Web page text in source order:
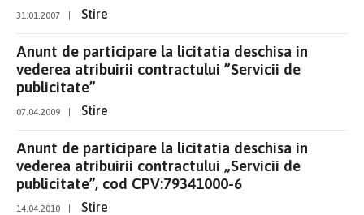
31.01.2007 Stire
Anunt de participare la licitatia deschisa in
vederea atribuirii contractului ”Servicii de
publicitate”
07.04.2009 Stire
Anunt de participare la licitatia deschisa in
vederea atribuirii contractului „Servicii de
publicitate”, cod CPV:79341000-6
14.04.2010 Stire